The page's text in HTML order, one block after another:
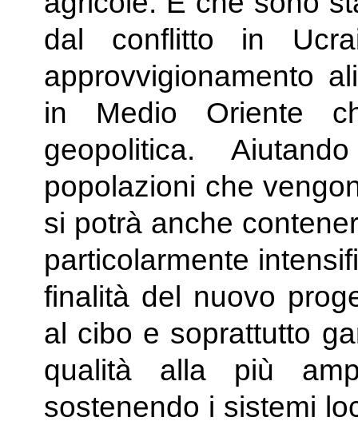
dal conflitto in
approvvigionamento
in Medio Oriente
geopolitica.
popolazioni che
si potrà anche
particolarmente
finalità del nuovo
al cibo e soprattutto
qualità alla più
sostenendo i sistemi